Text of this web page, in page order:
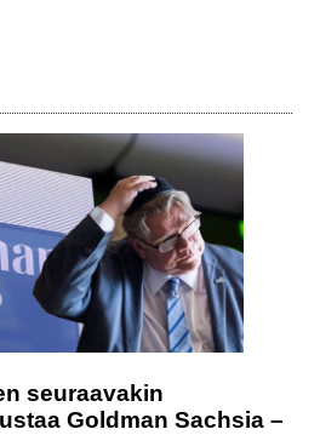
seuraavakin
Goldman Sachsia –